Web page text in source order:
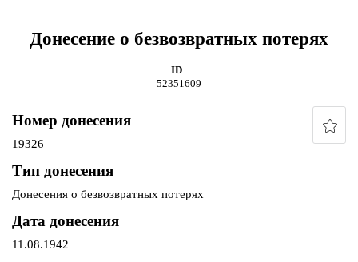
Донесение о безвозвратных потерях
ID
52351609
Номер донесения
19326
Тип донесения
Донесения о безвозвратных потерях
Дата донесения
11.08.1942